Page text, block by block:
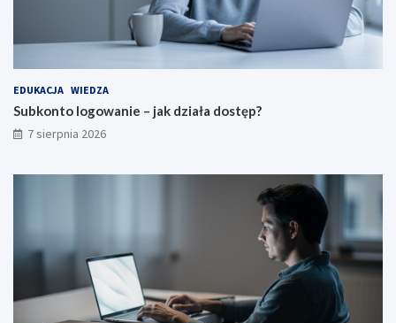
EDUKACJA WIEDZA
Subkonto logowanie – jak działa dostęp?
7 sierpnia 2026